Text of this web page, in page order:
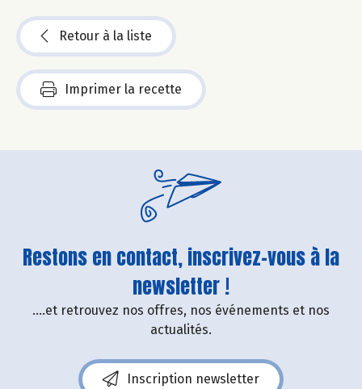
Retour à la liste
Imprimer la recette
Restons en contact, inscrivez-vous à la
newsletter !
....et retrouvez nos offres, nos événements et nos
actualités.
Inscription newsletter